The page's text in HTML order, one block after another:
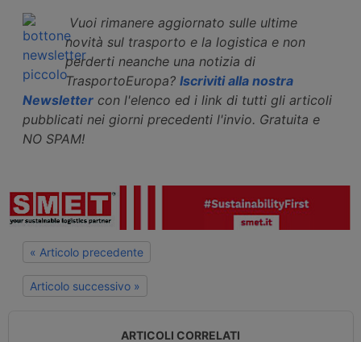
Vuoi rimanere aggiornato sulle ultime
novità sul trasporto e la logistica e non
perderti neanche una notizia di
TrasportoEuropa? Iscriviti alla nostra
Newsletter con l'elenco ed i link di tutti gli articoli
pubblicati nei giorni precedenti l'invio. Gratuita e
NO SPAM!
« Articolo precedente
Articolo successivo »
ARTICOLI CORRELATI